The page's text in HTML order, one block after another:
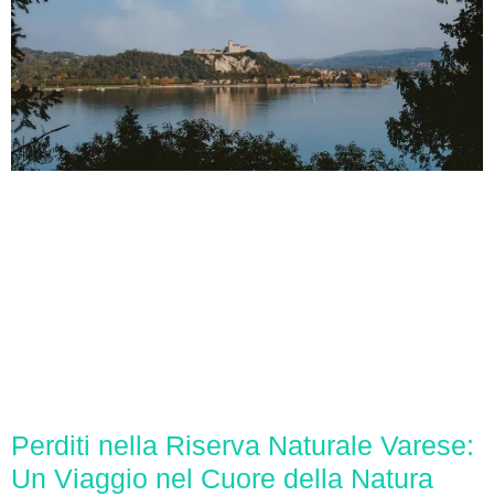
Perditi nella Riserva Naturale Varese:
Un Viaggio nel Cuore della Natura